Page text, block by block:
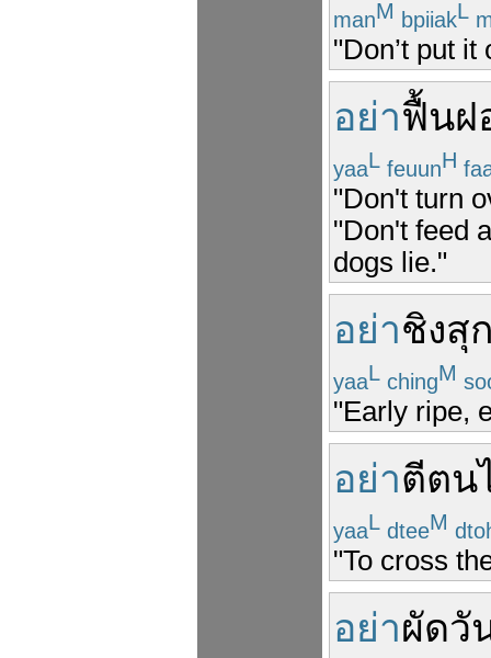
manM bpiiakL
"Don’t put
อย่าฟื้นฝ
yaaL feuunH
"Don't turn
"Don't feed
dogs lie."
อย่าชิงสุ
yaaL chingM
"Early ripe,
อย่าตีตน
yaaL dteeM
"To cross
อย่าผัดวั